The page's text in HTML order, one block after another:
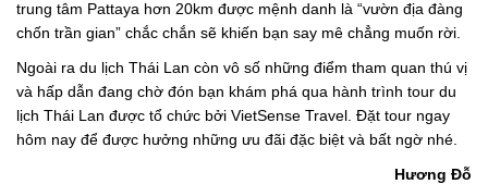
trung tâm Pattaya hơn 20km được mệnh danh là “vườn địa đàng
chốn trần gian” chắc chắn sẽ khiến bạn say mê chẳng muốn rời.
Ngoài ra du lịch Thái Lan còn vô số những điểm tham quan thú vị
và hấp dẫn đang chờ đón bạn khám phá qua hành trình tour du
lịch Thái Lan được tổ chức bởi VietSense Travel. Đặt tour ngay
hôm nay để được hưởng những ưu đãi đặc biệt và bất ngờ nhé.
Hương Đỗ